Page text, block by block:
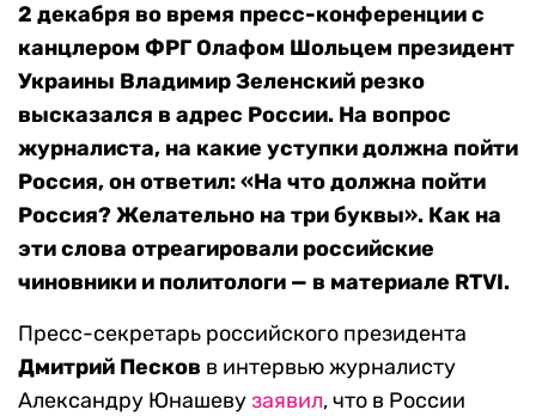
2 декабря во время пресс-конференции с
канцлером ФРГ Олафом Шольцем президент
Украины Владимир Зеленский резко
высказался в адрес России. На вопрос
журналиста, на какие уступки должна пойти
Россия, он ответил: «На что должна пойти
Россия? Желательно на три буквы». Как на
эти слова отреагировали российские
чиновники и политологи — в материале RTVI.
Пресс-секретарь российского президента
Дмитрий Песков в интервью журналисту
Александру Юнашевузаявил, что в России